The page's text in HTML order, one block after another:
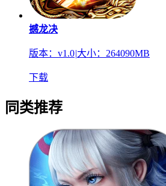
撼龙决
版本：v1.0|大小：264090MB
下载
同类推荐